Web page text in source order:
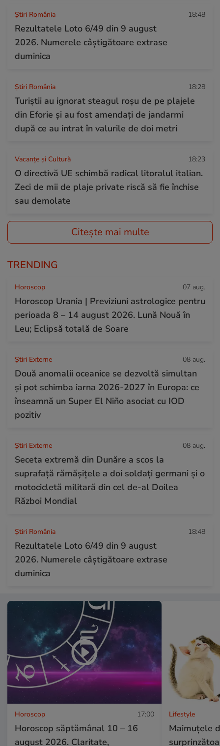
Știri România 18:48
Rezultatele Loto 6/49 din 9 august
2026. Numerele câștigătoare extrase
duminica
Știri România 18:28
Turiștii au ignorat steagul roşu de pe plajele
din Eforie şi au fost amendați de jandarmi
după ce au intrat în valurile de doi metri
Vacanțe și Cultură 18:23
O directivă UE schimbă radical litoralul italian.
Zeci de mii de plaje private riscă să fie închise
sau demolate
Citește mai multe
TRENDING
Horoscop 07 aug.
Horoscop Urania | Previziuni astrologice pentru
perioada 8 – 14 august 2026. Lună Nouă în
Leu; Eclipsă totală de Soare
Știri Externe 08 aug.
Două anomalii oceanice se dezvoltă simultan
și pot schimba iarna 2026-2027 în Europa: ce
înseamnă un Super El Niño asociat cu IOD
pozitiv
Știri Externe 08 aug.
Seceta extremă din Dunăre a scos la
suprafață rămășițele a doi soldați germani și o
motocicletă militară din cel de-al Doilea
Război Mondial
Știri România 18:48
Rezultatele Loto 6/49 din 9 august
2026. Numerele câștigătoare extrase
duminica
Horoscop 17:00
Horoscop săptămânal 10 – 16
august 2026. Claritate,
Lifestyle
Maimuțele